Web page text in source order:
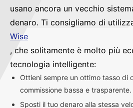
usano ancora un vecchio
denaro. Ti consigliamo di
Wise
, che solitamente è molto più
tecnologia intelligente:
Ottieni sempre un ottimo tasso di
commissione bassa e trasparente.
Sposti il tuo denaro alla stessa